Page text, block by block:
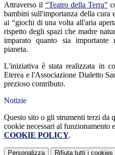
Attraverso il “Teatro della Terra”
bambini sull'importanza della cura
ai “giochi di una volta all'aria
rispetto degli spazi che madre
imparato quanto sia
pianeta.
L'iniziativa è stata realizzata in
Eterea e l'Associazione Dialetto
prezioso contributo.
Notizie
Questo sito o gli strumenti terzi da
cookie necessari al
COOKIE POLICY.
Personalizza Rifiuta tutti i cookies